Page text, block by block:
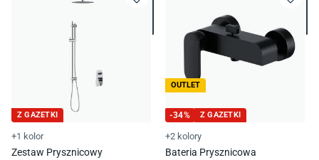
Z GAZETKI
+1 kolor
Zestaw Prysznicowy
OUTLET
-34% Z GAZETKI
+2 kolory
Bateria Prysznicowa